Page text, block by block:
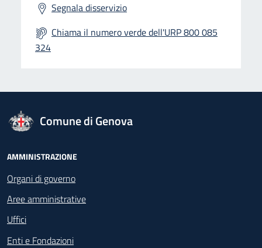
Segnala disservizio
Chiama il numero verde dell'URP 800 085
324
logo Unione Europea
Comune di Genova
Footer - Navigazione
AMMINISTRAZIONE
Organi di governo
Aree amministrative
Uffici
Enti e Fondazioni